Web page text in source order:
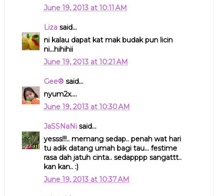
June 19, 2013 at 10:11 AM
Lizasaid...
ni kalau dapat kat mak budak pun licin
ni...hihihii
June 19, 2013 at 10:21 AM
Gee®said...
nyum2x....
June 19, 2013 at 10:30 AM
JaSSNaNisaid...
yesss!!!.. memang sedap.. penah wat hari
tu adik datang umah bagi tau... festime
rasa dah jatuh cinta.. sedapppp sangattt..
kan kan.. :)
June 19, 2013 at 10:37 AM